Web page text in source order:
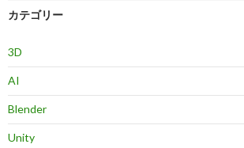
カテゴリー
3D
AI
Blender
Unity